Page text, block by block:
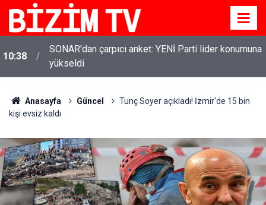
10:38
SONAR'dan çarpıcı anket: YENİ Parti lider konumuna
yükseldi
10:37
Sarıyer'den Yılmaz Vural'a 'eşofman' çağrısı: 'Müsait
olunca geri gönderirsin'
Anasayfa Güncel
Tunç Soyer açıkladı! İzmir'de 15 bin
kişi evsiz kaldı